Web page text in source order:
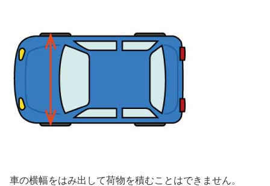
車の横幅をはみ出して荷物を積むことはできません。